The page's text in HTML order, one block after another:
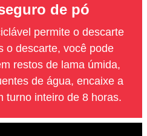
de pó
permite o descarte
o descarte, você pode
restos de lama úmida,
de água, encaixe a
turno inteiro de 8 horas.